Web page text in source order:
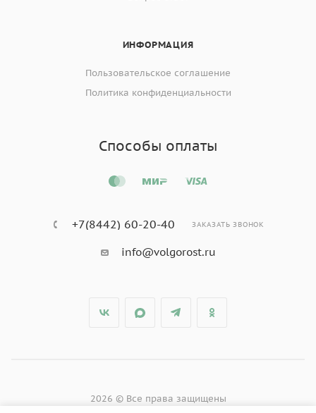
ИНФОРМАЦИЯ
Пользовательское соглашение
Политика конфиденциальности
Способы оплаты
+7(8442) 60-20-40 ЗАКАЗАТЬ ЗВОНОК
info@volgorost.ru
2026 © Все права защищены